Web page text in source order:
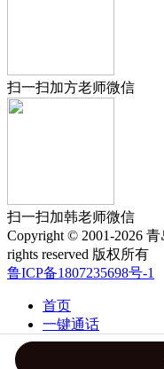
扫一扫加方老师微信
扫一扫加韩老师微信
Copyright © 2001-2026
rights reserved 版权所有
鲁ICP备1807235698号-1
首页
一键通话
免费试听